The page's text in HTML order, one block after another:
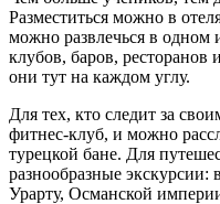
Разместиться можно в
можно развлечься в
клубов, баров,
они тут на каждом углу.
Для тех, кто следит за
фитнес-клуб, и можно
турецкой бане. Для
разнообразные
Урарту, Османской